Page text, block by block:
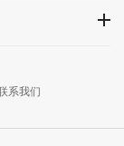
系我们